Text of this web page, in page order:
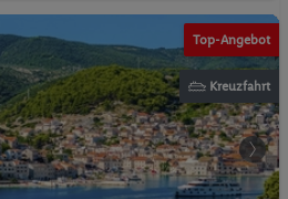
Top-Angebot
Kreuzfahrt